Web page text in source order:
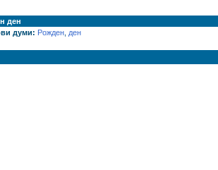
ден
думи: Рожден ден